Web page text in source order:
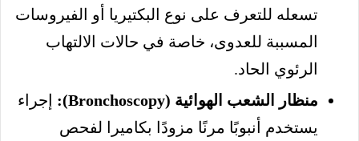
تسعله للتعرف على نوع البكتيريا أو الفيروسات
المسببة للعدوى، خاصة في حالات الالتهاب
الرئوي الحاد.
منظار الشعب الهوائية (Bronchoscopy):
إجراء
يستخدم أنبوبًا مرنًا مزودًا بكاميرا لفحص